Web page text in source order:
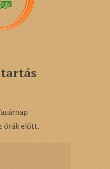
órák előtt.